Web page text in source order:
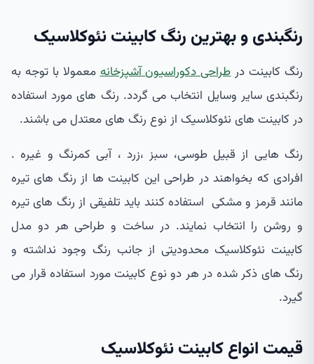
رنگبندی و بهترین رنگ کابینت نئوکلاسیک
رنگ کابینت درطراحی دکوراسیون آشپزخانهمعمولا با توجه به
رنگبندی سایر وسایل انتخاب می گردد. رنگ های مورد استفاده
در کابینت های نئوکلاسیک از نوع رنگ های معتدل می باشند.
رنگ هایی از قبیل طوسی، سبز ،زرد ، آبی کمرنگ و غیره .
افرادی که بخواهند در طراحی این کابینت ها از رنگ های تیره
مانند قرمز و مشکی استفاده کنند باید تلفیقی از رنگ های تیره
و روشن را انتخاب نمایند. در ساخت و طراحی هر دو مدل
کابینت نئوکلاسیک محدودیتی از جانب رنگ وجود نداشته و
رنگ های ذکر شده در هر دو نوع کابینت مورد استفاده قرار می
گیرد.
قیمت انواع کابینت نئوکلاسیک